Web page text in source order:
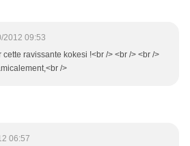
2012 09:53
cette ravissante kokesi !<br /> <br /> <br />
/>
06:57